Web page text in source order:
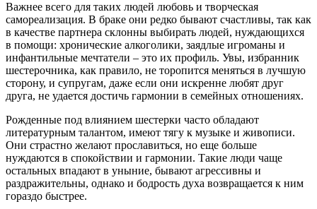
Важнее всего для таких людей любовь и творческая
самореализация. В браке они редко бывают счастливы, так как
в качестве партнера склонны выбирать людей, нуждающихся
в помощи: хронические алкоголики, заядлые игроманы и
инфантильные мечтатели – это их профиль. Увы, избранник
шестерочника, как правило, не торопится меняться в лучшую
сторону, и супругам, даже если они искренне любят друг
друга, не удается достичь гармонии в семейных отношениях.
Рожденные под влиянием шестерки часто обладают
литературным талантом, имеют тягу к музыке и живописи.
Они страстно желают прославиться, но еще больше
нуждаются в спокойствии и гармонии. Такие люди чаще
остальных впадают в уныние, бывают агрессивны и
раздражительны, однако и бодрость духа возвращается к ним
гораздо быстрее.